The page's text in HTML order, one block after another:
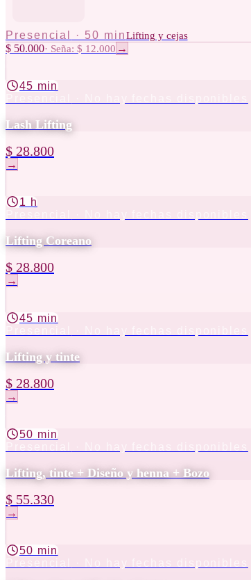
Presencial · 50 minLifting y cejas
$ 50.000· Seña: $ 12.000 →
45 min
Lash Lifting
$ 28.800
→
1 h
Lifting Coreano
$ 28.800
→
45 min
Lifting y tinte
$ 28.800
→
50 min
Lifting, tinte + Diseño y henna + Bozo
$ 55.330
→
50 min